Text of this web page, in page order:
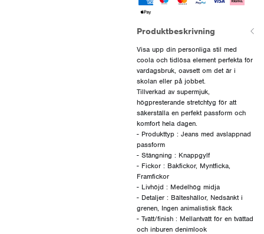
Produktbeskrivning
Visa upp din personliga stil med
coola och tidlösa element perfekta för
vardagsbruk, oavsett om det är i
skolan eller på jobbet.
Tillverkad av supermjuk,
högpresterande stretchtyg för att
säkerställa en perfekt passform och
komfort hela dagen.
- Produkttyp : Jeans med avslappnad
passform
- Stängning : Knappgylf
- Fickor : Bakfickor, Myntficka,
Framfickor
- Livhöjd : Medelhög midja
- Detaljer : Bälteshällor, Nedsänkt i
grenen, Ingen animalistisk fläck
- Tvätt/finish : Mellantvätt för en tvättad
och inburen denimlook